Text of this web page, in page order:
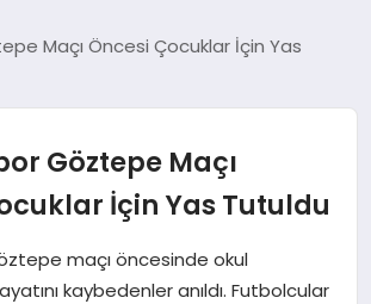
Maçı Öncesi Çocuklar İçin Yas
Göztepe Maçı
İçin Yas Tutuldu
maçı öncesinde okul
kaybedenler anıldı. Futbolcular